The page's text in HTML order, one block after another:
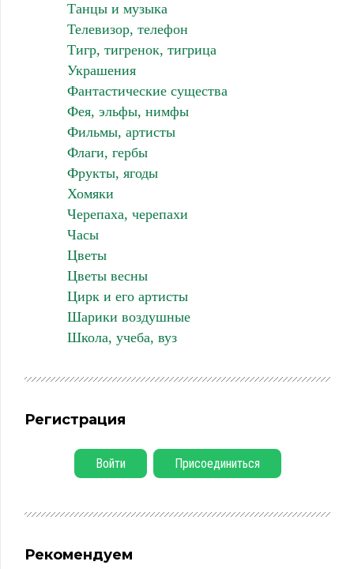
Танцы и музыка
Телевизор, телефон
Тигр, тигренок, тигрица
Украшения
Фантастические существа
Фея, эльфы, нимфы
Фильмы, артисты
Флаги, гербы
Фрукты, ягоды
Хомяки
Черепаха, черепахи
Часы
Цветы
Цветы весны
Цирк и его артисты
Шарики воздушные
Школа, учеба, вуз
Регистрация
Войти Присоединиться
Рекомендуем